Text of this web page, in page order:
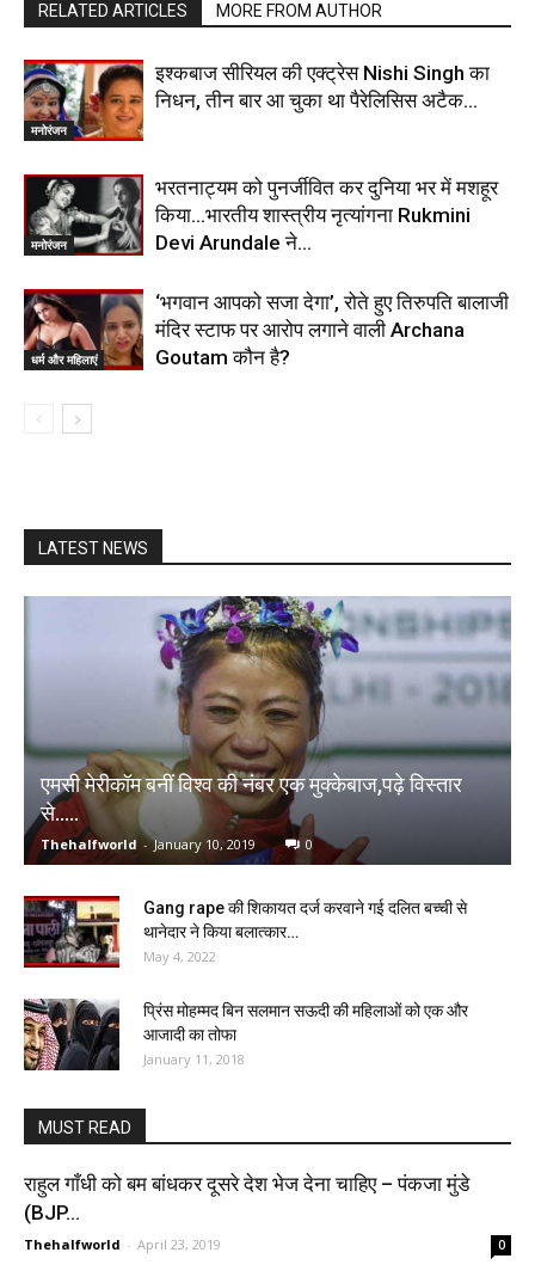
RELATED ARTICLES MORE FROM AUTHOR
मनोरंजन
इश्कबाज सीरियल की एक्ट्रेस Nishi Singh का
निधन, तीन बार आ चुका था पैरेलिसिस अटैक…
मनोरंजन
भरतनाट्यम को पुनर्जीवित कर दुनिया भर में मशहूर
किया…भारतीय शास्त्रीय नृत्यांगना Rukmini
Devi Arundale ने…
धर्म और महिलाएं
‘भगवान आपको सजा देगा’, रोते हुए तिरुपति बालाजी
मंदिर स्टाफ पर आरोप लगाने वाली Archana
Goutam कौन है?
LATEST NEWS
एमसी मेरीकॉम बनीं विश्व की नंबर एक मुक्केबाज,पढ़े विस्तार
से…..
Thehalfworld - January 10, 2019 0
Gang rape की शिकायत दर्ज करवाने गई दलित बच्ची से
थानेदार ने किया बलात्कार…
May 4, 2022
प्रिंस मोहम्मद बिन सलमान सऊदी की महिलाओं को एक और
आजादी का तोफा
January 11, 2018
MUST READ
राहुल गाँधी को बम बांधकर दूसरे देश भेज देना चाहिए – पंकजा मुंडे
(BJP...
Thehalfworld - April 23, 2019 0